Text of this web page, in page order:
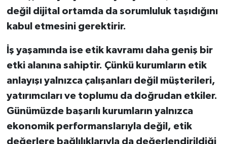
değil dijital ortamda da sorumluluk taşıdığını
kabul etmesini gerektirir.
İş yaşamında ise etik kavramı daha geniş bir
etki alanına sahiptir. Çünkü kurumların etik
anlayışı yalnızca çalışanları değil müşterileri,
yatırımcıları ve toplumu da doğrudan etkiler.
Günümüzde başarılı kurumların yalnızca
ekonomik performanslarıyla değil, etik
değerlere bağlılıklarıyla da değerlendirildiği